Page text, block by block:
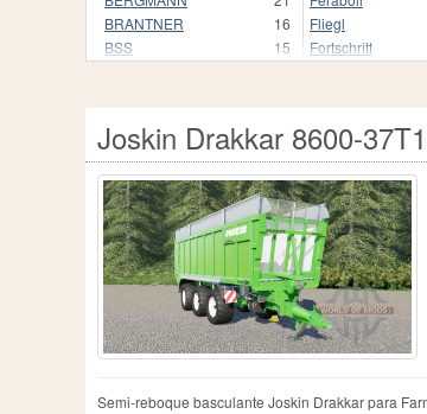
BRANTNER
16
BSS
15
Brimont
3
Broughan
6
BsM
3
Budny
2
CLAAS
8
Camara
2
Case IH
1
Casella
4
Colas
1
Conow
30
Dakota
1
Fliegl
Fortschritt
Fuhrmann
Galucho
Gilibert
Grabmeier
Grazioli
Hawe
Herculano
Herron
Hilken
Hodgep
IT Runner
Joskin Drakkar 8600-
Semi-reboque basculante Joskin Drakkar para